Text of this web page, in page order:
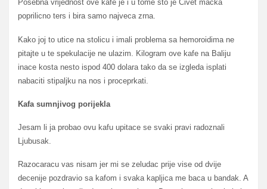
Posebna vrijednost ove kafe je i u tome sto je Civet macka
poprilicno ters i bira samo najveca zrna.
Kako joj to utice na stolicu i imali problema sa hemoroidima ne
pitajte u te spekulacije ne ulazim. Kilogram ove kafe na Baliju
inace kosta nesto ispod 400 dolara tako da se izgleda isplati
nabaciti stipaljku na nos i proceprkati.
Kafa sumnjivog porijekla
Jesam li ja probao ovu kafu upitace se svaki pravi radoznali
Ljubusak.
Razocaracu vas nisam jer mi se zeludac prije vise od dvije
decenije pozdravio sa kafom i svaka kapljica me baca u bandak. A